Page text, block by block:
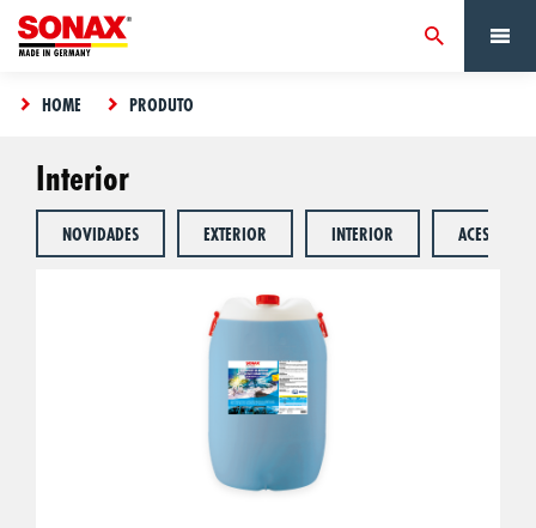
HOME PRODUTO
Interior
NOVIDADES EXTERIOR INTERIOR